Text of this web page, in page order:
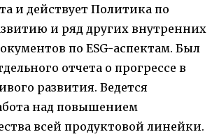
и действует Политика по
и ряд других внутренних
по ESG-аспектам. Был
отчета о прогрессе в
развития. Ведется
над повышением
всей продуктовой линейки.